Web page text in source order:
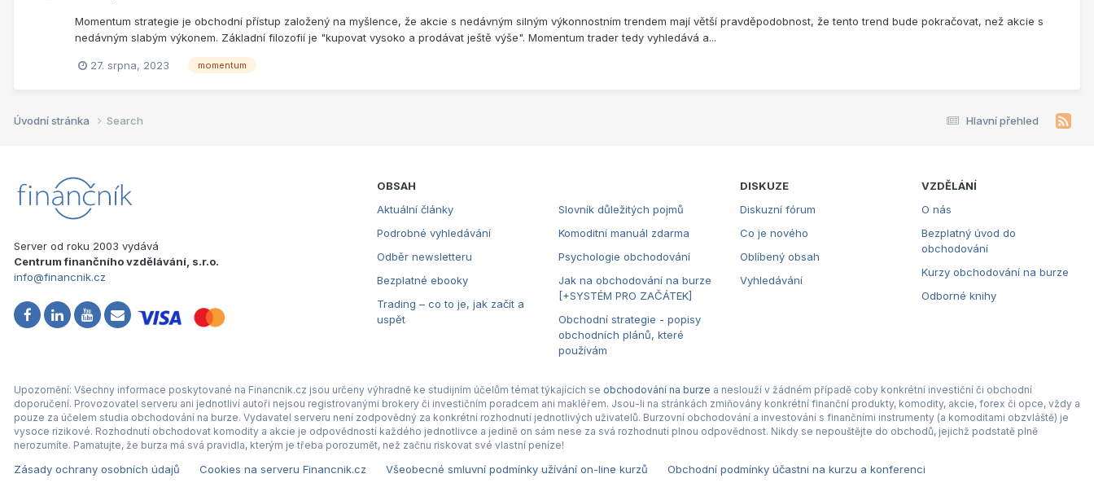
Momentum strategie je obchodní přístup založený na myšlence, že akcie s nedávným silným výkonnostním trendem mají větší pravděpodobnost, že tento trend bude pokračovat, než akcie s
nedávným slabým výkonem. Základní filozofií je "kupovat vysoko a prodávat ještě výše". Momentum trader tedy vyhledává a...
27. srpna, 2023 momentum
Hlavní přehled
Úvodní stránka Search
Server od roku 2003 vydává
Centrum finančního vzdělávání, s.r.o.
info@financnik.cz
OBSAH
Aktuální články
Podrobné vyhledávání
Odběr newsletteru
Bezplatné ebooky
Trading – co to je, jak začít a
uspět
Slovník důležitých pojmů
Komoditní manuál zdarma
Psychologie obchodování
Jak na obchodování na burze
[+SYSTÉM PRO ZAČÁTEK]
Obchodní strategie - popisy
obchodních plánů, které
používám
DISKUZE
Diskuzní fórum
Co je nového
Oblíbený obsah
Vyhledávání
VZDĚLÁNÍ
O nás
Bezplatný úvod do
obchodování
Kurzy obchodování na burze
Odborné knihy
Upozornění: Všechny informace poskytované na Financnik.cz jsou určeny výhradně ke studijním účelům témat týkajících se obchodování na burze a neslouží v žádném případě coby konkrétní investiční či obchodní
doporučení. Provozovatel serveru ani jednotliví autoři nejsou registrovanými brokery či investičním poradcem ani makléřem. Jsou-li na stránkách zmiňovány konkrétní finanční produkty, komodity, akcie, forex či opce, vždy a
pouze za účelem studia obchodování na burze. Vydavatel serveru není zodpovědný za konkrétní rozhodnutí jednotlivých uživatelů. Burzovní obchodování a investování s finančními instrumenty (a komoditami obzvláště) je
vysoce rizikové. Rozhodnutí obchodovat komodity a akcie je odpovědností každého jednotlivce a jedině on sám nese za svá rozhodnutí plnou odpovědnost. Nikdy se nepouštějte do obchodů, jejichž podstatě plně
nerozumíte. Pamatujte, že burza má svá pravidla, kterým je třeba porozumět, než začnu riskovat své vlastní peníze!
Zásady ochrany osobních údajů Cookies na serveru Financnik.cz Všeobecné smluvní podmínky užívání on-line kurzů Obchodní podmínky účastni na kurzu a konferenci